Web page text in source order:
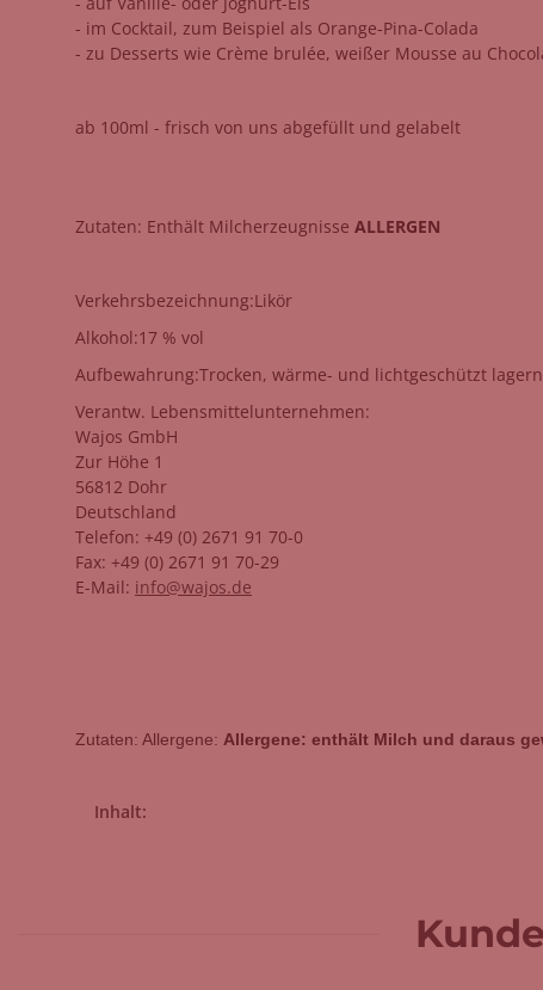
- im Cocktail, zum Beispiel als Orange-Pina-Colada
- zu Desserts wie Crème brulée, weißer Mousse au
ab 100ml - frisch von uns abgefüllt und gelabelt
Zutaten: Enthält Milcherzeugnisse ALLERGEN
Verkehrs­bezeichnung:Likör
Alkohol:17 % vol
Aufbewahrung:Trocken, wärme- und lichtgeschützt
Verantw. Lebensmittel­unternehmen:
Wajos GmbH
Zur Höhe 1
56812 Dohr
Deutschland
Telefon: +49 (0) 2671 91 70-0
Fax: +49 (0) 2671 91 70-29
E-Mail: info@wajos.de
Zutaten: Allergene: Allergene: enthält Milch und daraus
Produkteigenschaft
Wert
Inhalt: